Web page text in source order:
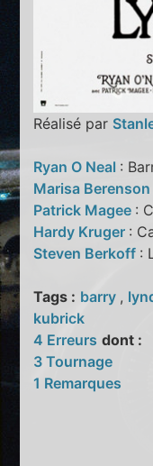
Réalisé par
Ryan O Neal :
Marisa Berenson
Patrick Magee :
Hardy Kruger :
Steven Berkoff :
Tags : barry ,
kubrick
4 Erreurs dont :
3 Tournage
1 Remarques